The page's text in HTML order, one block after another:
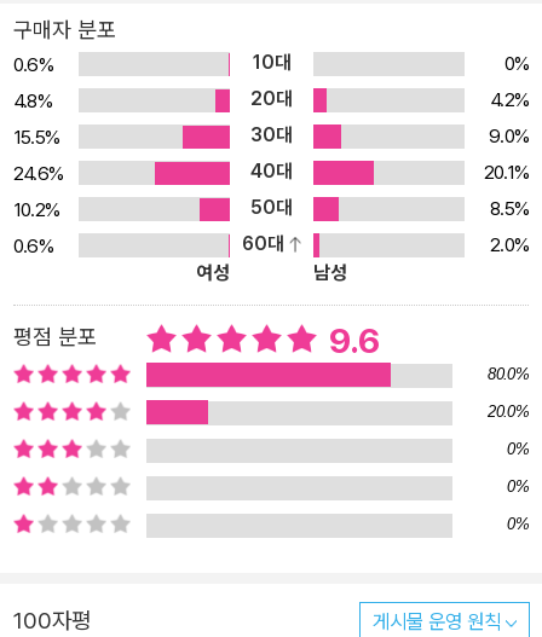
인 도움이 있었음은 물론이다. ‘아르센 뤼팽의 친구들 협회’는 프랑스
뤼피놀로지(lupinologie. 뤼팽學)의 중추를 담당하는 단체로 르블랑
의 손녀 플로랑스 르블랑을 비롯해 유수의 작가, 철학자 들을 회원으
로 두고 있다. 뤼팽의 뜨거운 인기만큼 기구한 사연의 작품들 이번에
새로 발굴된 일곱 작품의 목록을 집필순으로 간단히 나열하면 아래와
같다. 「아르센 뤼팽, 4막극」(1908) 「아르센 뤼팽의 귀환」(단막극, 1
920) 「부서진 다리」(단편, 1928) 「이 여자는 내꺼야」(단막극, 193
0) 「아르센 뤼팽의 외투」(단편, 1931) 「아르센 뤼팽과 함께한 15분」
(단막극, 1932) 『아르센 뤼팽의 마지막 사랑』(장편, 1937) 이 중에
서 『아르센 뤼팽의 마지막 사랑』 제외하고는, 모두 국내에 처음 선보
이는 작품들이다. 특히 「이 여자는 내꺼야」와 「아르센 뤼팽과 함께한
15분」은 프랑스에서도 아직까지 극소수 뤼피니앵들에게만 공개된 희
귀작이다. 「아르센 뤼팽, 4막극」 아테네 극장 초연이 대성공을 거둔
뒤, 무려 40여 년 이상 연속해서 공연되었던 인기 희곡이다. 미국에
서는 「아르센 뤼팽의 귀환」을 바탕으로 영화 「아르센 뤼팽 돌아오다」
가 만들어져 큰 흥행을 거두기도 했다. 「부서진 다리」는 프랑스어 원
어, 프랑스보다 먼저 영국과 미국 등지에서 출간되곤 했는데, 이 작품
구매자 분포
0.6% 10대
0%
4.8%
20대
4.2%
15.5%
30대
9.0%
24.6%
40대
20.1%
10.2%
50대
8.5%
0.6%
60대
2.0%
여성
남성
평점 분포 9.6
80.0%
20.0%
0%
0%
0%
100자평 게시물 운영 원칙